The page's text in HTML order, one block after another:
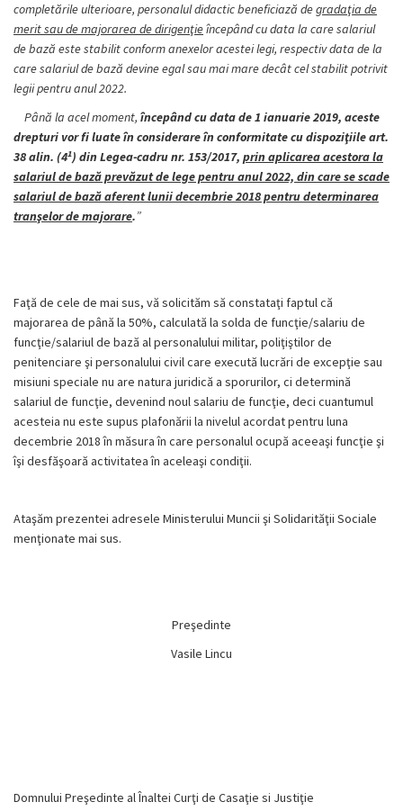
completările ulterioare, personalul didactic beneficiază degradaţia de
merit sau de majorarea de dirigenţieîncepând cu data la care salariul
de bază este stabilit conform anexelor acestei legi, respectiv data de la
care salariul de bază devine egal sau mai mare decât cel stabilit potrivit
legii pentru anul 2022.
Până la acel moment, începând cu data de 1 ianuarie 2019, aceste
drepturi vor fi luate în considerare în conformitate cu dispoziţiile art.
38 alin. (41) din Legea-cadru nr. 153/2017, prin aplicarea acestora la
salariul de bază prevăzut de lege pentru anul 2022, din care se scade
salariul de bază aferent lunii decembrie 2018 pentru determinarea
tranşelor de majorare.”
Faţă de cele de mai sus, vă solicităm să constataţi faptul că
majorarea de până la 50%, calculată la solda de funcţie/salariu de
funcţie/salariul de bază al personalului militar, poliţiştilor de
penitenciare şi personalului civil care execută lucrări de excepţie sau
misiuni speciale nu are natura juridică a sporurilor, ci determină
salariul de funcţie, devenind noul salariu de funcţie, deci cuantumul
acesteia nu este supus plafonării la nivelul acordat pentru luna
decembrie 2018 în măsura în care personalul ocupă aceeaşi funcţie şi
îşi desfăşoară activitatea în aceleaşi condiţii.
Ataşăm prezentei adresele Ministerului Muncii şi Solidarităţii Sociale
menţionate mai sus.
Preşedinte
Vasile Lincu
Domnului Preşedinte al Înaltei Curţi de Casaţie si Justiţie